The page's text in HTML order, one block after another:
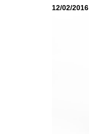
12/02/2016